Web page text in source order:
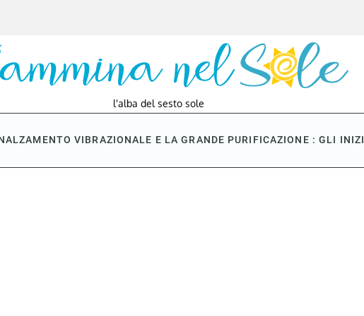
l'alba del sesto sole
VIBRAZIONALE E LA GRANDE PURIFICAZIONE : GLI INIZI